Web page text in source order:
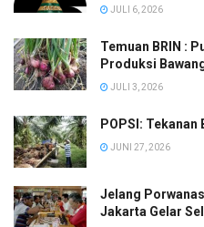
JULI 6, 2026
Temuan BRIN :
Produksi
JULI 3, 2026
POPSI: Tekanan
JUNI 27, 2026
Jelang
Jakarta Gelar